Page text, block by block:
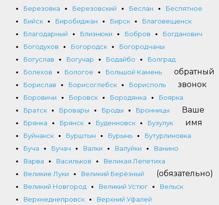
Березовка
Березовский Беслан
Беспятное
Бийск
Биробиджан Бирск
Благовещенск
Благодарный
Близнюки Бобров
Богданович
Богодухов
Богородск
Богородчаны
Богуслав
Богучар Бодайбо
Болград
Болехов
Бологое
Большой Камень
Борислав
Борисоглебск
Борисполь
Боровичи
Боровск Бородянка
Боярка
Братск
Бровары Броды
Бронницы
Брянка
Брянск Буденновск
Бузулук
Буйнакск
Бурштын Бурынь
Бутурлиновка
Буча
Бучач Валки Валуйки
Ванино
Варва
Васильков
Великая Лепетиха
Великие Луки
Великий Берёзный
Великий Новгород
Великий Устюг
Вельск
Верхнеднепровск
Верхний Уфалей
обратный
звонок
Ваше
имя
(обязательно)